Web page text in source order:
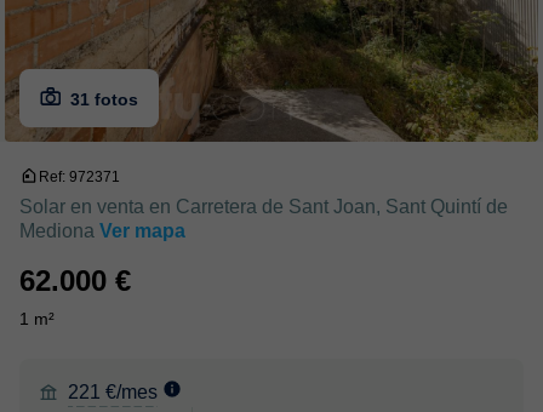
31 fotos
Ref: 972371
Solar en venta en Carretera de Sant Joan, Sant Quintí de
Mediona Ver mapa
62.000 €
1 m²
221 €/mes